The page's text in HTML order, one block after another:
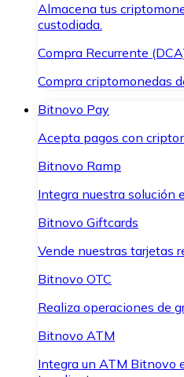
Almacena tus
custodiada.
Compra Recurrente
Compra criptomonedas
Bitnovo Pay
Acepta pagos con
Bitnovo Ramp
Integra nuestra solución
Bitnovo Giftcards
Vende nuestras tarjetas
Bitnovo OTC
Realiza operaciones de
Bitnovo ATM
Integra un ATM Bitnovo